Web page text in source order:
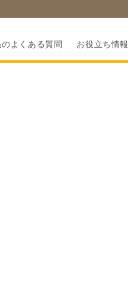
よくある質問 お役立ち情報